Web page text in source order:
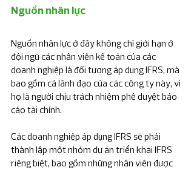
Nguồn nhân lực
Nguồn nhân lực ở đây không chỉ giới hạn ở
đội ngũ các nhân viên kế toán của các
doanh nghiệp là đối tượng áp dụng IFRS, mà
bao gồm cả lãnh đạo của các công ty này, vì
họ là người chịu trách nhiệm phê duyệt báo
cáo tài chính.
Các doanh nghiệp áp dụng IFRS sẽ phải
thành lập một nhóm dự án triển khai IFRS
riêng biệt, bao gồm những nhân viên được